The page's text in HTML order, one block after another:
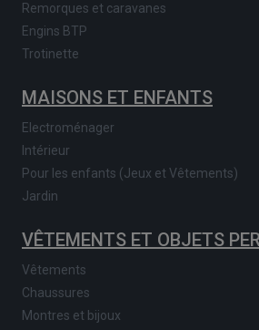
Remorques et caravanes
Engins BTP
Trotinette
MAISONS ET ENFANTS
Electroménager
Intérieur
Pour les enfants (Jeux et Vêtements)
Jardin
VÊTEMENTS ET OBJETS
Vêtements
Chaussures
Montres et bijoux